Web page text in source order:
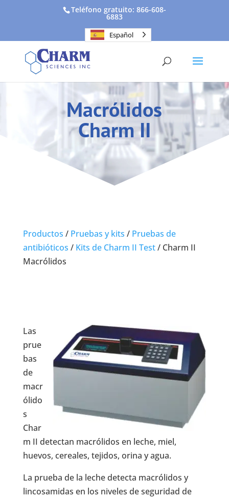
Teléfono gratuito: 866-608-
6883
Español
Macrólidos
Charm II
Productos / Pruebas y kits / Pruebas de
antibióticos / Kits de Charm II Test/ Charm II
Macrólidos
Las
prue
bas
de
macr
ólido
s
Char
m II detectan macrólidos en leche, miel,
huevos, cereales, tejidos, orina y agua.
La prueba de la leche detecta macrólidos y
lincosamidas en los niveles de seguridad de